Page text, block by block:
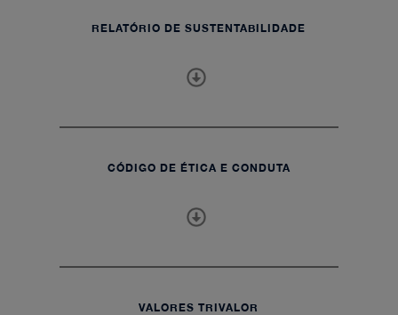
RELATÓRIO DE SUSTENTABILIDADE
CÓDIGO DE ÉTICA E CONDUTA
VALORES TRIVALOR